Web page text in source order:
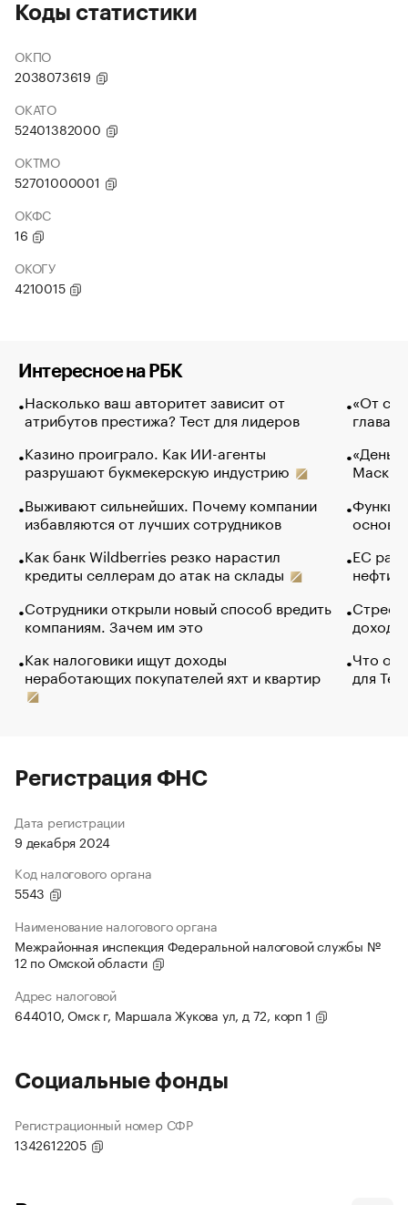
Коды статистики
ОКПО
2038073619
ОКАТО
52401382000
ОКТМО
52701000001
ОКФС
16
ОКОГУ
4210015
Интересное на РБК
Насколько ваш авторитет зависит от
атрибутов престижа? Тест для лидеров
Казино проиграло. Как ИИ-агенты
разрушают букмекерскую индустрию
Выживают сильнейших. Почему компании
избавляются от лучших сотрудников
Как банк Wildberries резко нарастил
кредиты селлерам до атак на склады
Сотрудники открыли новый способ вредить
компаниям. Зачем им это
Как налоговики ищут доходы
неработающих покупателей яхт и квартир
«От
глава
Маск в
основ
ЕС
нефти
Что
для
Регистрация ФНС
Дата регистрации
9 декабря 2024
Код налогового органа
5543
Наименование налогового органа
Межрайонная инспекция Федеральной налоговой службы №
12 по Омской области
Адрес налоговой
644010, Омск г, Маршала Жукова ул, д 72, корп 1
Социальные фонды
Регистрационный номер СФР
1342612205